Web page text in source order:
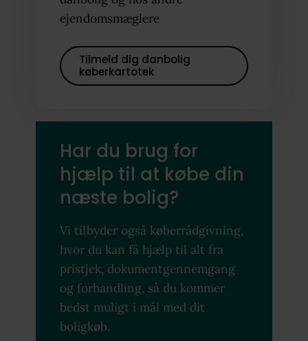
ejendomsmæglere
Tilmeld dig danbolig
køberkartotek
Har du brug for
hjælp til at købe din
næste bolig?
Vi tilbyder også køberrådgivning,
hvor du kan få hjælp til alt fra
pristjek, dokumentgennemgang
og forhandling, så du kommer
bedst muligt i mål med dit
boligkøb.